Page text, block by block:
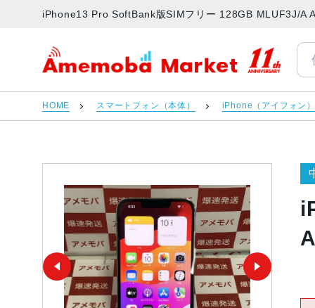
iPhone13 Pro SoftBank版SIMフリー 128GB MLUF3J/A
アメモバマーケット
HOME スマートフォン（本体） iPhone（アイフォン